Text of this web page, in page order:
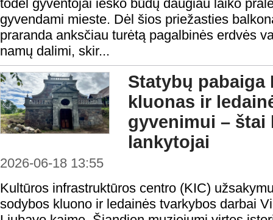
todėl gyventojai ieško būdų daugiau laiko
gyvendami mieste. Dėl šios priežasties
praranda anksčiau turėtą pagalbinės erdvės
namų dalimi, skir...
Statybų pabaiga
kluonas ir
gyvenimui – štai
lankytojai
2026-06-18 13:55
Kultūros infrastruktūros centro (KIC)
sodybos kluono ir ledainės tvarkybos darbai